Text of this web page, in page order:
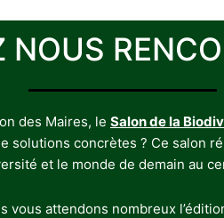
NOUS
des Maires, le Salon de la
concrètes ? Ce salon
et le monde de demain au
vous attendons nombreux